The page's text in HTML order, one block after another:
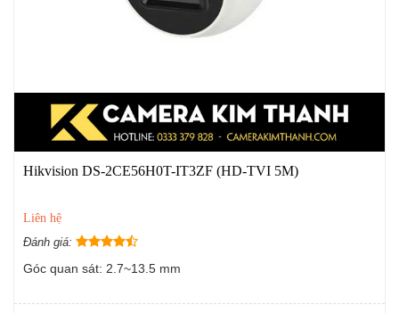
Hikvision DS-2CE56H0T-IT3ZF (HD-TVI 5M)
Liên hệ
Đánh giá:
Góc quan sát: 2.7~13.5 mm